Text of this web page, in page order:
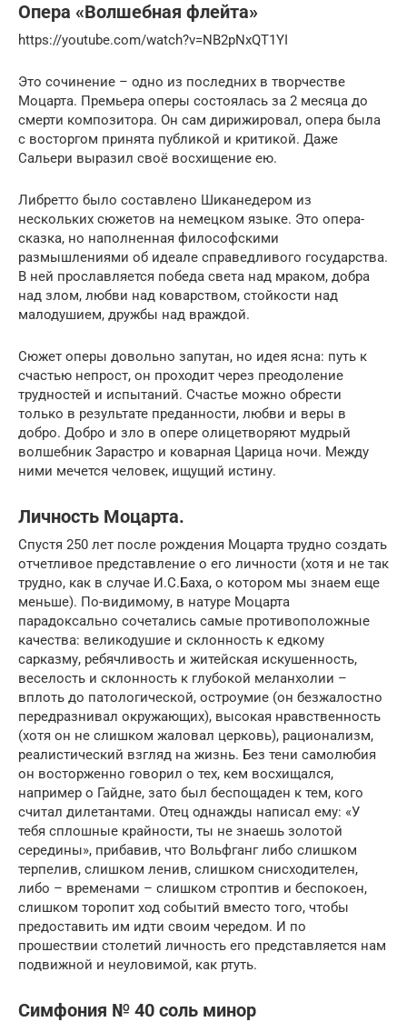
Опера «Волшебная флейта»
https://youtube.com/watch?v=NB2pNxQT1YI
Это сочинение – одно из последних в творчестве
Моцарта. Премьера оперы состоялась за 2 месяца до
смерти композитора. Он сам дирижировал, опера была
с восторгом принята публикой и критикой. Даже
Сальери выразил своё восхищение ею.
Либретто было составлено Шиканедером из
нескольких сюжетов на немецком языке. Это опера-
сказка, но наполненная философскими
размышлениями об идеале справедливого государства.
В ней прославляется победа света над мраком, добра
над злом, любви над коварством, стойкости над
малодушием, дружбы над враждой.
Сюжет оперы довольно запутан, но идея ясна: путь к
счастью непрост, он проходит через преодоление
трудностей и испытаний. Счастье можно обрести
только в результате преданности, любви и веры в
добро. Добро и зло в опере олицетворяют мудрый
волшебник Зарастро и коварная Царица ночи. Между
ними мечется человек, ищущий истину.
Личность Моцарта.
Спустя 250 лет после рождения Моцарта трудно создать
отчетливое представление о его личности (хотя и не так
трудно, как в случае И.С.Баха, о котором мы знаем еще
меньше). По-видимому, в натуре Моцарта
парадоксально сочетались самые противоположные
качества: великодушие и склонность к едкому
сарказму, ребячливость и житейская искушенность,
веселость и склонность к глубокой меланхолии –
вплоть до патологической, остроумие (он безжалостно
передразнивал окружающих), высокая нравственность
(хотя он не слишком жаловал церковь), рационализм,
реалистический взгляд на жизнь. Без тени самолюбия
он восторженно говорил о тех, кем восхищался,
например о Гайдне, зато был беспощаден к тем, кого
считал дилетантами. Отец однажды написал ему: «У
тебя сплошные крайности, ты не знаешь золотой
середины», прибавив, что Вольфганг либо слишком
терпелив, слишком ленив, слишком снисходителен,
либо – временами – слишком строптив и беспокоен,
слишком торопит ход событий вместо того, чтобы
предоставить им идти своим чередом. И по
прошествии столетий личность его представляется нам
подвижной и неуловимой, как ртуть.
Симфония № 40 соль минор